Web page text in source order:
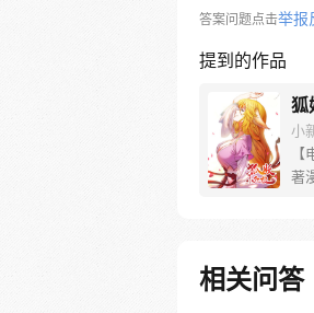
答案问题点击举报
提到的作品
狐
小
著
新
相关问答